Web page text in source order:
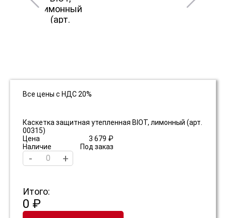
Все цены с НДС 20%
Каскетка защитная утепленная BIOT, лимонный (арт.
00315)
Цена
3 679 ₽
Наличие
Под заказ
- +
Итого:
0 ₽